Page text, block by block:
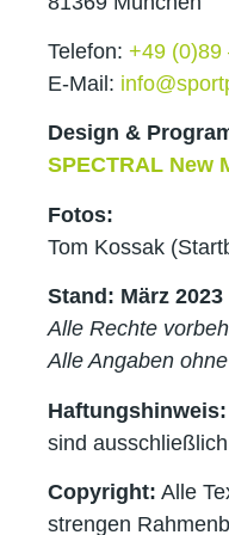
Telefon:+49 (0)89
E-Mail:
Design &
SPECTRAL New
Fotos:
Tom Kossak
Stand: März 2023
Alle Rechte
Alle Angaben
Haftungshinweis:
sind
Copyright: Alle
strengen